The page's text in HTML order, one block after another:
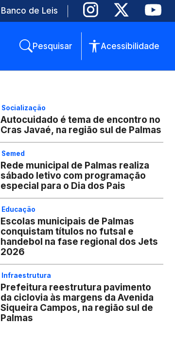
Banco de Leis
Pesquisar Acessibilidade
Socialização
Autocuidado é tema de encontro no
Cras Javaé, na região sul de Palmas
Semed
Rede municipal de Palmas realiza
sábado letivo com programação
especial para o Dia dos Pais
Educação
Escolas municipais de Palmas
conquistam títulos no futsal e
handebol na fase regional dos Jets
2026
Infraestrutura
Prefeitura reestrutura pavimento
da ciclovia às margens da Avenida
Siqueira Campos, na região sul de
Palmas